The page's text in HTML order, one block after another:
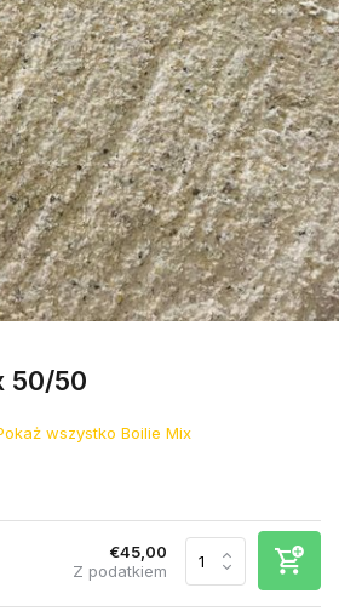
50/50
wszystko Boilie Mix
€45,00
Z podatkiem